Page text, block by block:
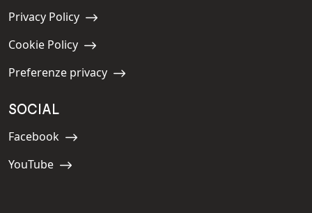
Navigate to:
Privacy Policy
Navigate to:
Cookie Policy
Navigate to:
Preferenze privacy
SOCIAL
Navigate to:
Facebook
Navigate to:
YouTube